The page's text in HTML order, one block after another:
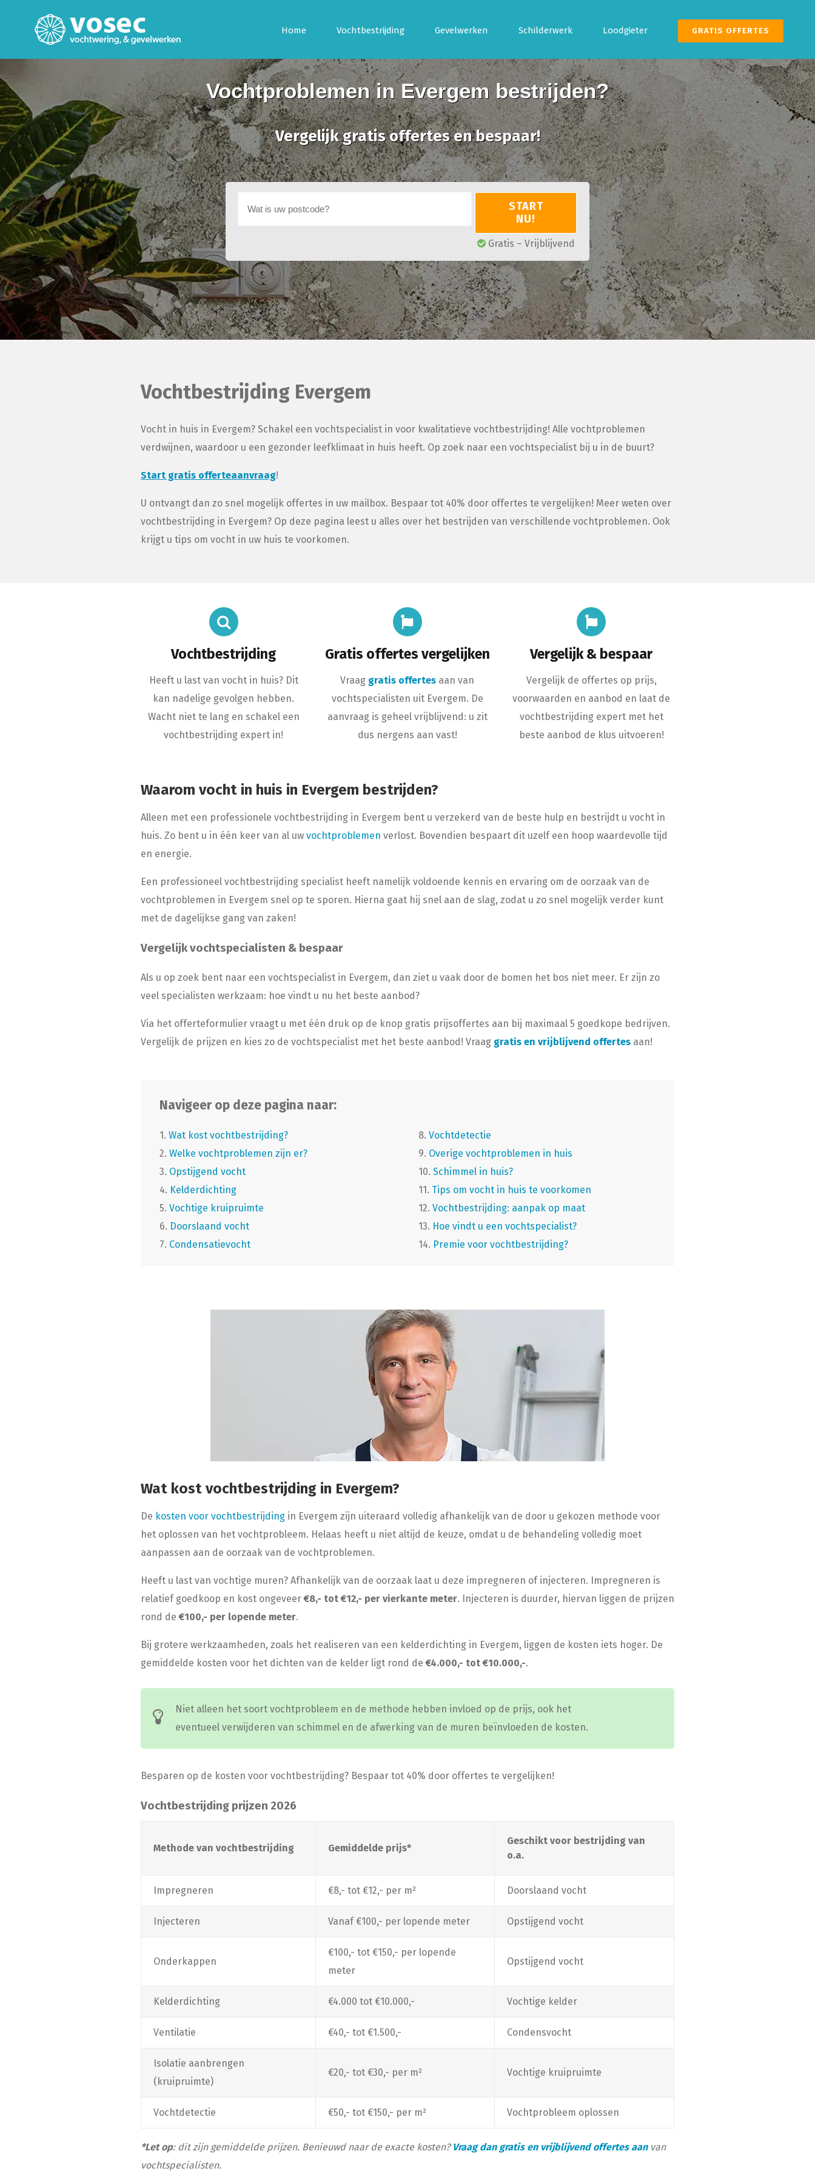
Home Vochtbestrijding Gevelwerken Schilderwerk Loodgieter GRATIS OFFERTES
Vochtproblemen in Evergem bestrijden?
Vergelijk gratis offertes en bespaar!
START
NU!
Gratis – Vrijblijvend
Vochtbestrijding Evergem
Vocht in huis in Evergem? Schakel een vochtspecialist in voor kwalitatieve vochtbestrijding! Alle vochtproblemen
verdwijnen, waardoor u een gezonder leefklimaat in huis heeft. Op zoek naar een vochtspecialist bij u in de buurt?
Start gratis offerteaanvraag!
U ontvangt dan zo snel mogelijk offertes in uw mailbox. Bespaar tot 40% door offertes te vergelijken! Meer weten over
vochtbestrijding in Evergem? Op deze pagina leest u alles over het bestrijden van verschillende vochtproblemen. Ook
krijgt u tips om vocht in uw huis te voorkomen.
Vochtbestrijding
Heeft u last van vocht in huis? Dit
kan nadelige gevolgen hebben.
Wacht niet te lang en schakel een
vochtbestrijding expert in!
Gratis offertes vergelijken
Vraag gratis offertes aan van
vochtspecialisten uit Evergem. De
aanvraag is geheel vrijblijvend: u zit
dus nergens aan vast!
Vergelijk & bespaar
Vergelijk de offertes op prijs,
voorwaarden en aanbod en laat de
vochtbestrijding expert met het
beste aanbod de klus uitvoeren!
Waarom vocht in huis in Evergem bestrijden?
Alleen met een professionele vochtbestrijding in Evergem bent u verzekerd van de beste hulp en bestrijdt u vocht in
huis. Zo bent u in één keer van al uw vochtproblemen verlost. Bovendien bespaart dit uzelf een hoop waardevolle tijd
en energie.
Een professioneel vochtbestrijding specialist heeft namelijk voldoende kennis en ervaring om de oorzaak van de
vochtproblemen in Evergem snel op te sporen. Hierna gaat hij snel aan de slag, zodat u zo snel mogelijk verder kunt
met de dagelijkse gang van zaken!
Vergelijk vochtspecialisten & bespaar
Als u op zoek bent naar een vochtspecialist in Evergem, dan ziet u vaak door de bomen het bos niet meer. Er zijn zo
veel specialisten werkzaam: hoe vindt u nu het beste aanbod?
Via het offerteformulier vraagt u met één druk op de knop gratis prijsoffertes aan bij maximaal 5 goedkope bedrijven.
Vergelijk de prijzen en kies zo de vochtspecialist met het beste aanbod! Vraag gratis en vrijblijvend offertes aan!
Navigeer op deze pagina naar:
1. Wat kost vochtbestrijding?
2. Welke vochtproblemen zijn er?
3. Opstijgend vocht
4. Kelderdichting
5. Vochtige kruipruimte
6. Doorslaand vocht
7. Condensatievocht
8. Vochtdetectie
9. Overige vochtproblemen in huis
10. Schimmel in huis?
11. Tips om vocht in huis te voorkomen
12. Vochtbestrijding: aanpak op maat
13. Hoe vindt u een vochtspecialist?
14. Premie voor vochtbestrijding?
Wat kost vochtbestrijding in Evergem?
De kosten voor vochtbestrijding in Evergem zijn uiteraard volledig afhankelijk van de door u gekozen methode voor
het oplossen van het vochtprobleem. Helaas heeft u niet altijd de keuze, omdat u de behandeling volledig moet
aanpassen aan de oorzaak van de vochtproblemen.
Heeft u last van vochtige muren? Afhankelijk van de oorzaak laat u deze impregneren of injecteren. Impregneren is
relatief goedkoop en kost ongeveer€8,- tot €12,- per vierkante meter. Injecteren is duurder, hiervan liggen de prijzen
rond de€100,- per lopende meter.
Bij grotere werkzaamheden, zoals het realiseren van een kelderdichting in Evergem, liggen de kosten iets hoger. De
gemiddelde kosten voor het dichten van de kelder ligt rond de€4.000,- tot €10.000,-.
Niet alleen het soort vochtprobleem en de methode hebben invloed op de prijs, ook het
eventueel verwijderen van schimmel en de afwerking van de muren beïnvloeden de kosten.
Besparen op de kosten voor vochtbestrijding? Bespaar tot 40% door offertes te vergelijken!
Vochtbestrijding prijzen 2026
Methode van vochtbestrijding Gemiddelde prijs*
Geschikt voor bestrijding van
o.a.
Impregneren €8,- tot €12,- per m² Doorslaand vocht
Injecteren Vanaf €100,- per lopende meter Opstijgend vocht
Onderkappen
€100,- tot €150,- per lopende
meter
Opstijgend vocht
Kelderdichting €4.000 tot €10.000,- Vochtige kelder
Ventilatie €40,- tot €1.500,- Condensvocht
Isolatie aanbrengen
(kruipruimte)
€20,- tot €30,- per m² Vochtige kruipruimte
Vochtdetectie €50,- tot €150,- per m² Vochtprobleem oplossen
*Let op: dit zijn gemiddelde prijzen. Benieuwd naar de exacte kosten? Vraag dan gratis en vrijblijvend offertes aanvan
vochtspecialisten.